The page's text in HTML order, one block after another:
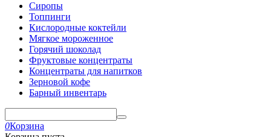
Сиропы
Топпинги
Кислородные коктейли
Мягкое мороженное
Горячий шоколад
Фруктовые концентраты
Концентраты для напитков
Зерновой кофе
Барный инвентарь
0Корзина